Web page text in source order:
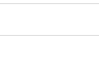
å tørke i direkte sollys